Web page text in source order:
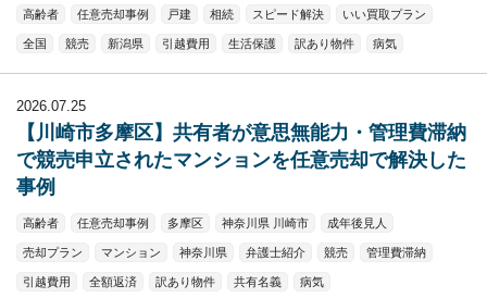
高齢者 任意売却事例 戸建 相続 スピード解決 いい買取プラン
全国 競売 新潟県 引越費用 生活保護 訳あり物件 病気
2026.07.25
【川崎市多摩区】共有者が意思無能力・管理費滞納
で競売申立されたマンションを任意売却で解決した
事例
高齢者 任意売却事例 多摩区 神奈川県 川崎市 成年後見人
売却プラン マンション 神奈川県 弁護士紹介 競売 管理費滞納
引越費用 全額返済 訳あり物件 共有名義 病気